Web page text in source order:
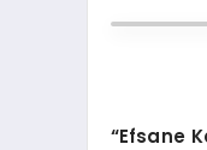
“Efsane